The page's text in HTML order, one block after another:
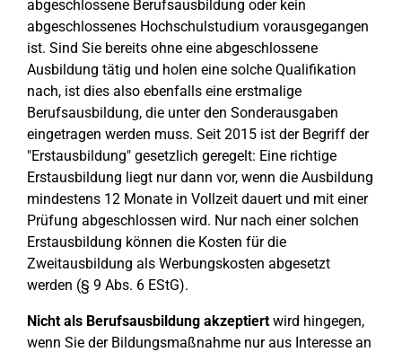
abgeschlossene Berufsausbildung oder kein
abgeschlossenes Hochschulstudium vorausgegangen
ist. Sind Sie bereits ohne eine abgeschlossene
Ausbildung tätig und holen eine solche Qualifikation
nach, ist dies also ebenfalls eine erstmalige
Berufsausbildung, die unter den Sonderausgaben
eingetragen werden muss. Seit 2015 ist der Begriff der
"Erstausbildung" gesetzlich geregelt: Eine richtige
Erstausbildung liegt nur dann vor, wenn die Ausbildung
mindestens 12 Monate in Vollzeit dauert und mit einer
Prüfung abgeschlossen wird. Nur nach einer solchen
Erstausbildung können die Kosten für die
Zweitausbildung als Werbungskosten abgesetzt
werden (§ 9 Abs. 6 EStG).
Nicht als Berufsausbildung akzeptiertwird hingegen,
wenn Sie der Bildungsmaßnahme nur aus Interesse an